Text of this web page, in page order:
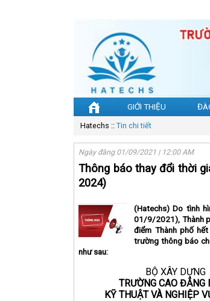
GIỚI THIỆU
Hatechs :: Tin chi tiết
Ngày đăng 01/09/2021 | 12:00 AM
Thông báo thay đổi thời
2024)
(Hatechs) Do tình
01/9/2021), Thành
điểm Thành phố
trường thông báo
như sau:
BỘ XÂY DỰNG
TRƯỜNG CAO ĐẲNG
KỸ THUẬT VÀ NGHIỆP